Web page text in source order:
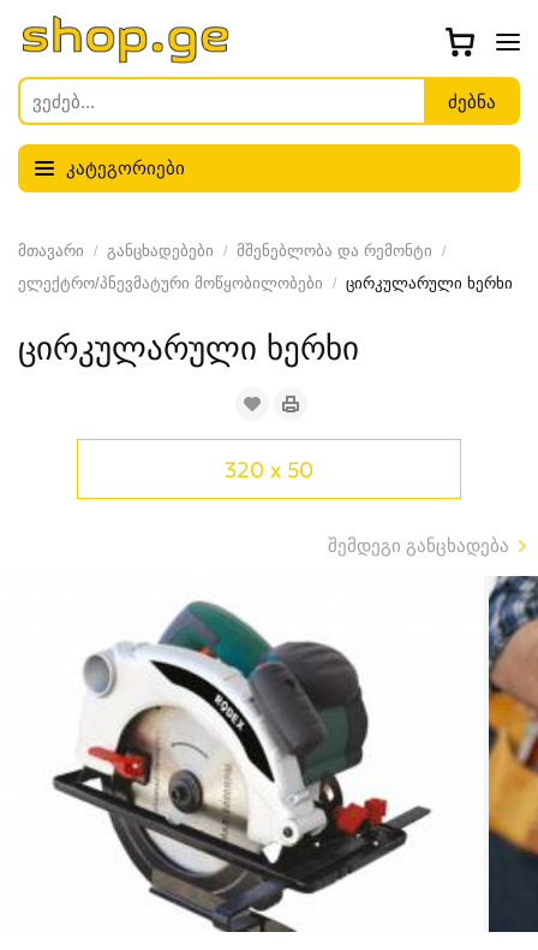
კატეგორიები
მთავარი განცხადებები
მშენებლობა და რემონტი
ელექტრო/პნევმატური მოწყობილობები
ცირკულარული ხერხი
ცირკულარული ხერხი
320 x 50
შემდეგი განცხადება